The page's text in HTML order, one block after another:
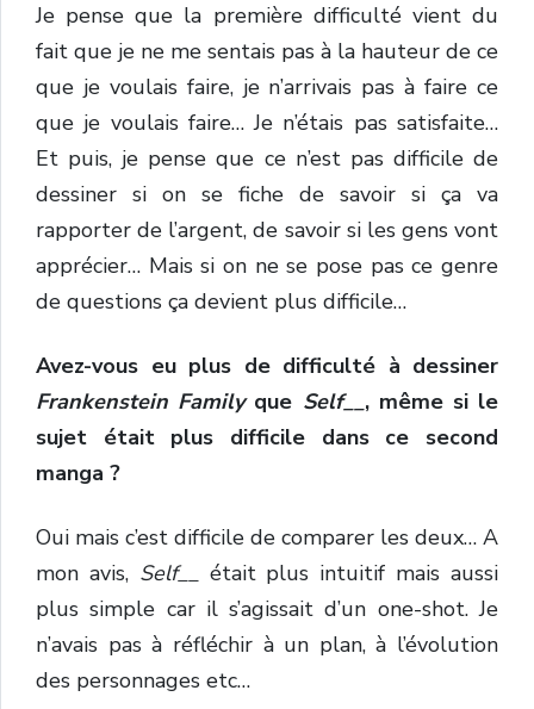
Je pense que la première difficulté vient du
fait que je ne me sentais pas à la hauteur de ce
que je voulais faire, je n’arrivais pas à faire ce
que je voulais faire… Je n’étais pas satisfaite…
Et puis, je pense que ce n’est pas difficile de
dessiner si on se fiche de savoir si ça va
rapporter de l’argent, de savoir si les gens vont
apprécier… Mais si on ne se pose pas ce genre
de questions ça devient plus difficile…
Avez-vous eu plus de difficulté à dessiner
Frankenstein Familyque Self__, même si le
sujet était plus difficile dans ce second
manga ?
Oui mais c’est difficile de comparer les deux… A
mon avis, Self__était plus intuitif mais aussi
plus simple car il s’agissait d’un one-shot. Je
n’avais pas à réfléchir à un plan, à l’évolution
des personnages etc…